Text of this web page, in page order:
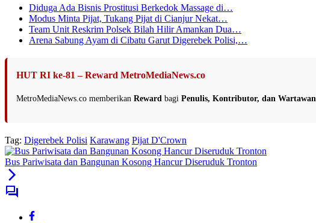
Diduga Ada Bisnis Prostitusi Berkedok Massage di…
Modus Minta Pijat, Tukang Pijat di Cianjur Nekat…
Team Unit Reskrim Polsek Bilah Hilir Amankan Dua…
Arena Sabung Ayam di Cibatu Garut Digerebek Polisi,…
HUT RI ke-81 – Reward MetroMediaNews.co
MetroMediaNews.co memberikan Reward bagi Penulis, Kontributor, dan Wartawan
Tag: Digerebek Polisi Karawang Pijat D'Crown
Bus Pariwisata dan Bangunan Kosong Hancur Diseruduk Tronton